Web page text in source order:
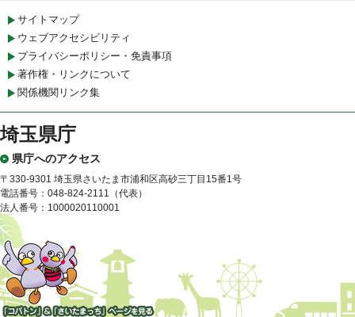
サイトマップ
ウェブアクセシビリティ
プライバシーポリシー・免責事項
著作権・リンクについて
関係機関リンク集
埼玉県庁
県庁へのアクセス
〒330-9301 埼玉県さいたま市浦和区高砂三丁目15番1号
電話番号：048-824-2111（代表）
法人番号：1000020110001